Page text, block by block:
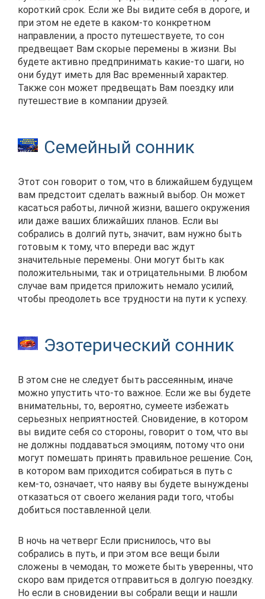
короткий срок. Если же Вы видите себя в дороге, и
при этом не едете в каком-то конкретном
направлении, а просто путешествуете, то сон
предвещает Вам скорые перемены в жизни. Вы
будете активно предпринимать какие-то шаги, но
они будут иметь для Вас временный характер.
Также сон может предвещать Вам поездку или
путешествие в компании друзей.
Семейный сонник
Этот сон говорит о том, что в ближайшем будущем
вам предстоит сделать важный выбор. Он может
касаться работы, личной жизни, вашего окружения
или даже ваших ближайших планов. Если вы
собрались в долгий путь, значит, вам нужно быть
готовым к тому, что впереди вас ждут
значительные перемены. Они могут быть как
положительными, так и отрицательными. В любом
случае вам придется приложить немало усилий,
чтобы преодолеть все трудности на пути к успеху.
Эзотерический сонник
В этом сне не следует быть рассеянным, иначе
можно упустить что-то важное. Если же вы будете
внимательны, то, вероятно, сумеете избежать
серьезных неприятностей. Сновидение, в котором
вы видите себя со стороны, говорит о том, что вы
не должны поддаваться эмоциям, потому что они
могут помешать принять правильное решение. Сон,
в котором вам приходится собираться в путь с
кем-то, означает, что наяву вы будете вынуждены
отказаться от своего желания ради того, чтобы
добиться поставленной цели.
В ночь на четверг Если приснилось, что вы
собрались в путь, и при этом все вещи были
сложены в чемодан, то можете быть уверенны, что
скоро вам придется отправиться в долгую поездку.
Но если в сновидении вы собрали вещи и нашли